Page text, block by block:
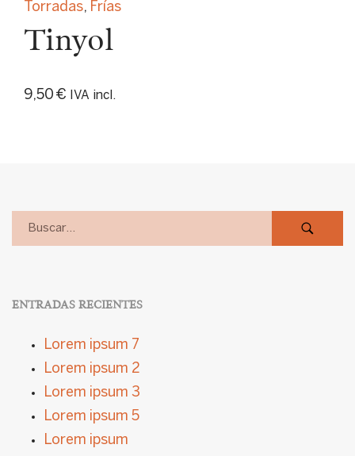
Torradas, Frías
Tinyol
9,50 € IVA incl.
ENTRADAS RECIENTES
Lorem ipsum 7
Lorem ipsum 2
Lorem ipsum 3
Lorem ipsum 5
Lorem ipsum